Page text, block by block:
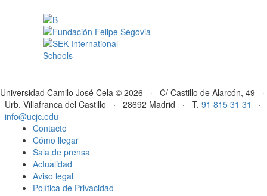
Universidad Camilo José Cela © 2026 · C/ Castillo de Alarcón, 49 ·
Urb. Villafranca del Castillo · 28692 Madrid · T. 91 815 31 31
·
info@ucjc.edu
Contacto
Cómo llegar
Sala de prensa
Actualidad
Aviso legal
Política de Privacidad